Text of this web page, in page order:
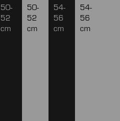
50-
52
cm
50-
52
cm
54-
56
cm
54-
56
cm